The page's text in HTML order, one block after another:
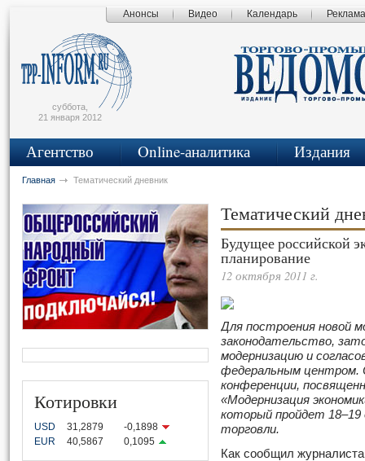
Анонсы Видео Календарь Реклама
суббота,
21 января 2012
Агентство Online-аналитика Издания
Главная Тематический дневник
Котировки
USD 31,2879
-0,1898
EUR
40,5867 0,1095
Тематический
Будущее российской
планирование
12 октября 2011 г.
Для построения новой
законодательство,
модернизацию и
федеральным центром.
конференции,
«Модернизация
который пройдет 18–19
торговли.
Как сообщил